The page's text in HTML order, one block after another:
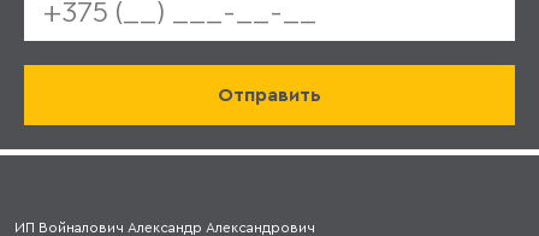
ИП Войналович Александр Александрович